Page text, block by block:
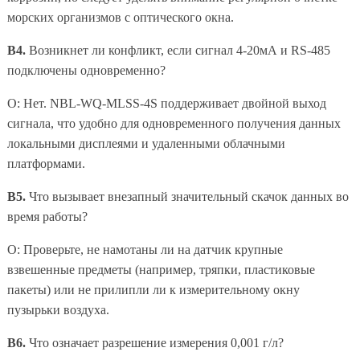
морских организмов с оптического окна.
В4.Возникнет ли конфликт, если сигнал 4-20мА и RS-485
подключены одновременно?
О: Нет. NBL-WQ-MLSS-4S поддерживает двойной выход
сигнала, что удобно для одновременного получения данных
локальными дисплеями и удаленными облачными
платформами.
В5.Что вызывает внезапный значительный скачок данных во
время работы?
О: Проверьте, не намотаны ли на датчик крупные
взвешенные предметы (например, тряпки, пластиковые
пакеты) или не прилипли ли к измерительному окну
пузырьки воздуха.
В6.Что означает разрешение измерения 0,001 г/л?